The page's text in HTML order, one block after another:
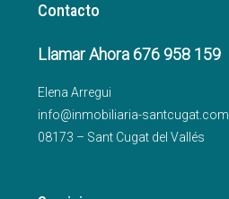
Contacto
Llamar Ahora 676 958 159
Elena Arregui
info@inmobiliaria-santcugat.com
08173 – Sant Cugat del Vallés